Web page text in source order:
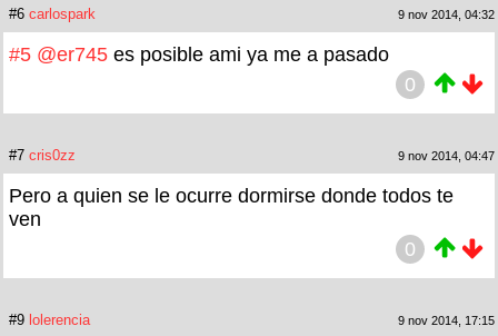
#6 carlospark 9 nov 2014, 04:32
#5 @er745 es posible ami ya me a pasado
0
#7 cris0zz 9 nov 2014, 04:47
Pero a quien se le ocurre dormirse donde todos te
ven
0
#9 lolerencia 9 nov 2014, 17:15